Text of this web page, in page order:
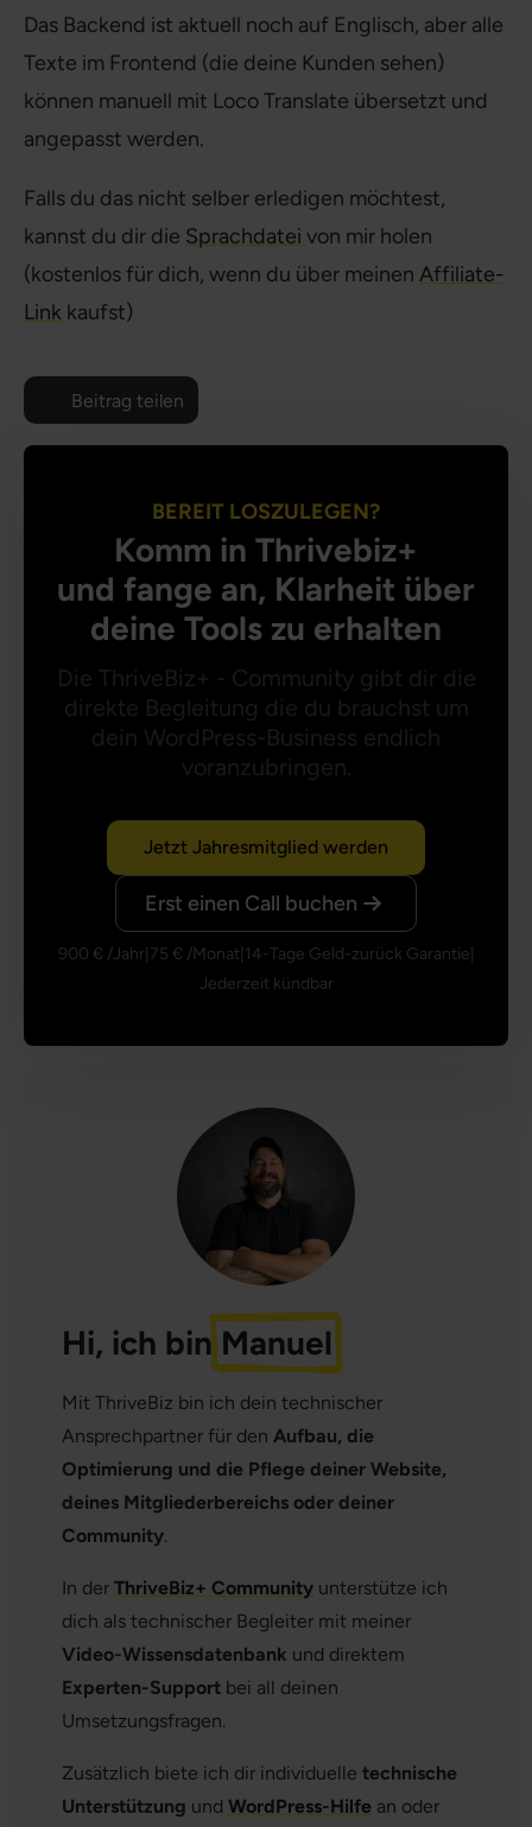
Das Backend ist aktuell noch auf Englisch, aber alle
Texte im Frontend (die deine Kunden sehen)
können manuell mit Loco Translate übersetzt und
angepasst werden.
Falls du das nicht selber erledigen möchtest,
kannst du dir die Sprachdatei von mir holen
(kostenlos für dich, wenn du über meinen Affiliate-
Link kaufst)
Beitrag teilen
BEREIT LOSZULEGEN?
Komm in Thrivebiz+
und fange an, Klarheit über
deine Tools zu erhalten
Die ThriveBiz+ - Community gibt dir die
direkte Begleitung die du brauchst um
dein WordPress-Business endlich
voranzubringen.
Jetzt Jahresmitglied werden
Erst einen Call buchen
900 € /Jahr 75 € /Monat| 14-Tage Geld-zurück Garantie
Jederzeit kündbar
Hi, ich bin Manuel
Mit ThriveBiz bin ich dein technischer
Ansprechpartner für den Aufbau, die
Optimierung und die Pflege deiner Website,
deines Mitgliederbereichs oder deiner
Community.
In der ThriveBiz+ Community unterstütze ich
dich als technischer Begleiter mit meiner
Video-Wissensdatenbank und direktem
Experten-Support bei all deinen
Umsetzungsfragen.
Zusätzlich biete ich dir individuelle technische
Unterstützung und WordPress-Hilfe an oder